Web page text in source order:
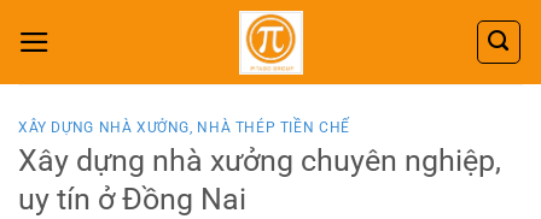
content
XÂY DỰNG NHÀ XƯỞNG, NHÀ THÉP TIỀN CHẾ
Xây dựng nhà xưởng chuyên nghiệp,
uy tín ở Đồng Nai